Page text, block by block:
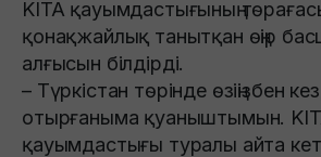
KITA қауымдастығының
қонақжайлық танытқан өңір
алғысын білдірді.
– Түркістан төрінде өзіңізбен
отырғаныма қуаныштымын.
қауымдастығы туралы айта